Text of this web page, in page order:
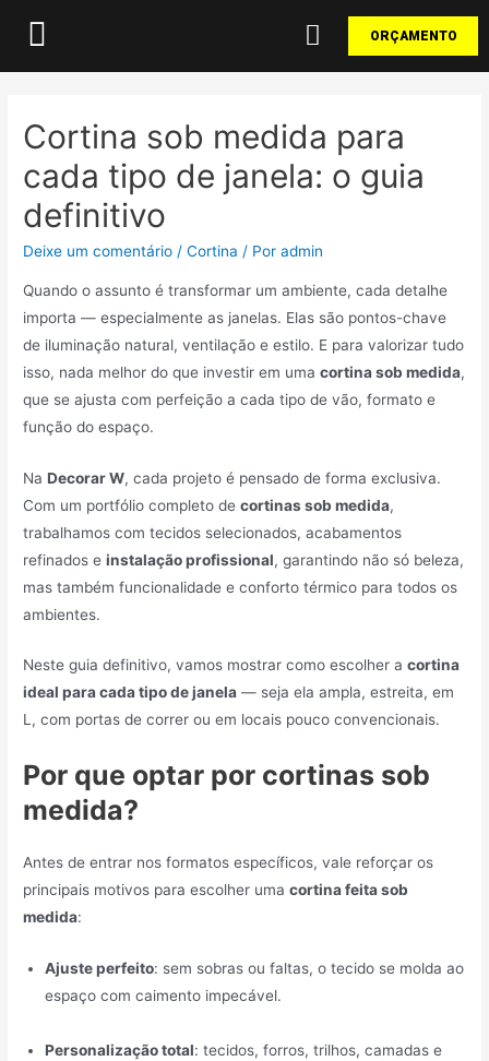
ORÇAMENTO
Cortina sob medida para
cada tipo de janela: o guia
definitivo
Deixe um comentário /Cortina / Poradmin
Quando o assunto é transformar um ambiente, cada detalhe
importa — especialmente as janelas. Elas são pontos-chave
de iluminação natural, ventilação e estilo. E para valorizar tudo
isso, nada melhor do que investir em umacortina sob medida,
que se ajusta com perfeição a cada tipo de vão, formato e
função do espaço.
NaDecorar W, cada projeto é pensado de forma exclusiva.
Com um portfólio completo decortinas sob medida,
trabalhamos com tecidos selecionados, acabamentos
refinados einstalação profissional, garantindo não só beleza,
mas também funcionalidade e conforto térmico para todos os
ambientes.
Neste guia definitivo, vamos mostrar como escolher acortina
ideal para cada tipo de janela — seja ela ampla, estreita, em
L, com portas de correr ou em locais pouco convencionais.
Por que optar por cortinas sob
medida?
Antes de entrar nos formatos específicos, vale reforçar os
principais motivos para escolher umacortina feita sob
medida:
Ajuste perfeito: sem sobras ou faltas, o tecido se molda ao
espaço com caimento impecável.
Personalização total: tecidos, forros, trilhos, camadas e